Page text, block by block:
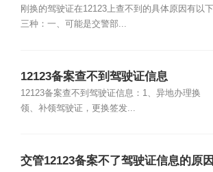
刚换的驾驶证在12123上查不到的具体原因有以下
三种：一、可能是交警部...
12123备案查不到驾驶证信息
12123备案查不到驾驶证信息：1、异地办理换
领、补领驾驶证，更换签发...
交管12123备案不了驾驶证信息的原因